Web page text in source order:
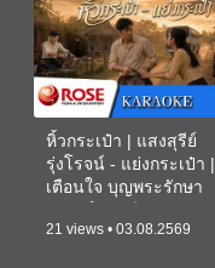
หิ้วกระเป๋า | แสงสุรีย์
รุ่งโรจน์ - แย่งกระเป๋า |
เตือนใจ บุญพระรักษา
21 views • 03.08.2569